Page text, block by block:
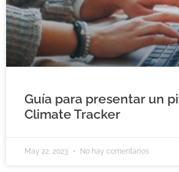
Guía para presentar un
Climate Tracker
May 22, 2023 No hay comentarios